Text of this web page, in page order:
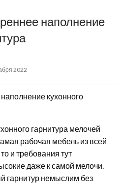
наполнение
2022
кухонного
гарнитура мелочей
рабочая мебель из всей
и требования тут
даже к самой мелочи.
гарнитур немыслим без